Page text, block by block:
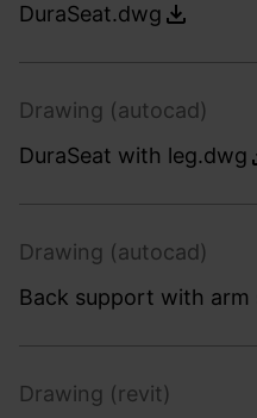
DuraSeat.dwg
Drawing (autocad)
DuraSeat with leg.dwg
Drawing (autocad)
Back support with
Drawing (revit)